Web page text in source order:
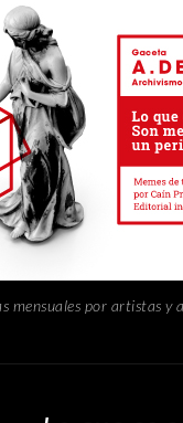
mensuales por artistas y